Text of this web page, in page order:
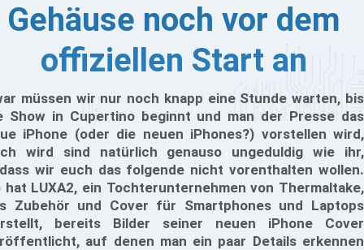
Gehäuse noch vor dem
offiziellen Start an
müssen wir nur noch knapp eine Stunde warten, bis
Show in Cupertino beginnt und man der Presse das
iPhone (oder die neuen iPhones?) vorstellen wird,
wird sind natürlich genauso ungeduldig wie ihr,
wir euch das folgende nicht vorenthalten wollen.
hat LUXA2, ein Tochterunternehmen von Thermaltake,
Zubehör und Cover für Smartphones und Laptops
bereits Bilder seiner neuen iPhone Cover
auf denen man ein paar Details erkennen